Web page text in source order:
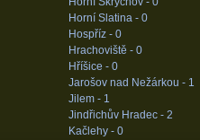
Horní Slatina - 0
Hospříz - 0
Hrachoviště - 0
Hříšice - 0
Jarošov nad Nežárkou - 1
Jilem - 1
Jindřichův Hradec - 2
Kačlehy - 0